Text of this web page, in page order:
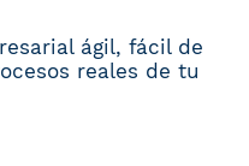
ágil, fácil de
reales de tu